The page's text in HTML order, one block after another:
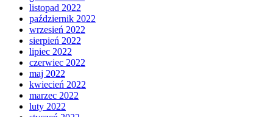
listopad 2022
październik 2022
wrzesień 2022
sierpień 2022
lipiec 2022
czerwiec 2022
maj 2022
kwiecień 2022
marzec 2022
luty 2022